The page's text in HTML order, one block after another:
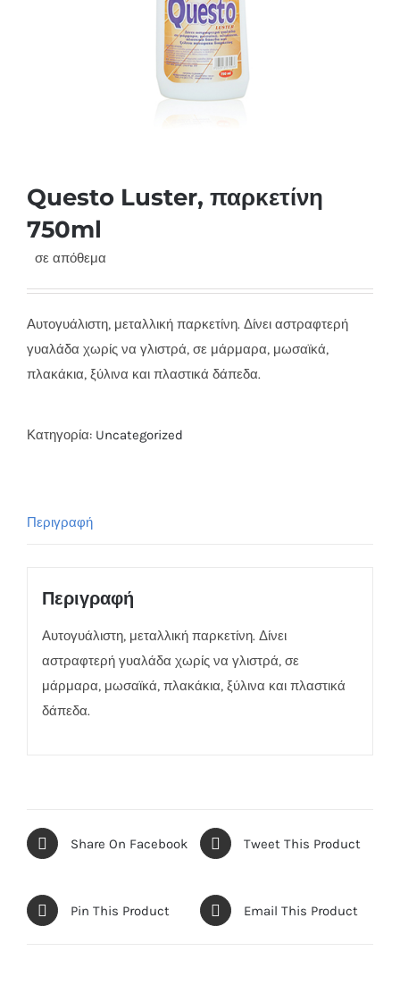
Questo Luster, παρκετίνη
750ml
σε απόθεμα
Αυτογυάλιστη, μεταλλική παρκετίνη. Δίνει αστραφτερή
γυαλάδα χωρίς να γλιστρά, σε μάρμαρα, μωσαϊκά,
πλακάκια, ξύλινα και πλαστικά δάπεδα.
Κατηγορία: Uncategorized
Περιγραφή
Περιγραφή
Αυτογυάλιστη, μεταλλική παρκετίνη. Δίνει
αστραφτερή γυαλάδα χωρίς να γλιστρά, σε
μάρμαρα, μωσαϊκά, πλακάκια, ξύλινα και πλαστικά
δάπεδα.
Share On Facebook Tweet This Product
Pin This Product Email This Product